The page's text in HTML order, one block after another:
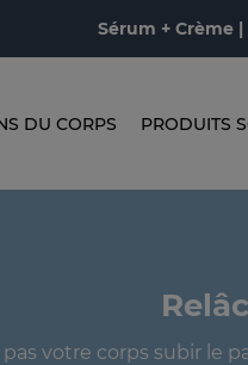
Sérum + Crème
DU CORPS PRODUITS
pas votre corps subir le